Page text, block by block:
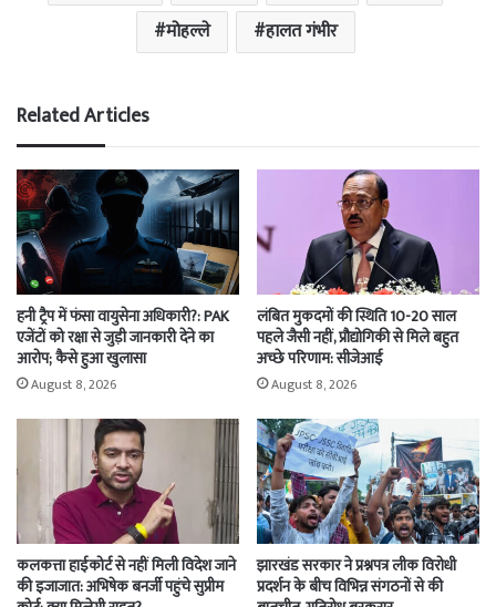
मोहल्ले
हालत गंभीर
Related Articles
हनी ट्रैप में फंसा वायुसेना अधिकारी?: PAK
एजेंटों को रक्षा से जुड़ी जानकारी देने का
आरोप; कैसे हुआ खुलासा
August 8, 2026
लंबित मुकदमों की स्थिति 10-20 साल
पहले जैसी नहीं, प्रौद्योगिकी से मिले बहुत
अच्छे परिणाम: सीजेआई
August 8, 2026
कलकत्ता हाईकोर्ट से नहीं मिली विदेश जाने
की इजाजात: अभिषेक बनर्जी पहुंचे सुप्रीम
झारखंड सरकार ने प्रश्नपत्र लीक विरोधी
प्रदर्शन के बीच विभिन्न संगठनों से की